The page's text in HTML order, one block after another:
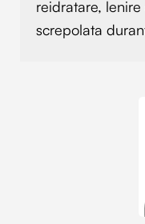
reidratare,
screpolata